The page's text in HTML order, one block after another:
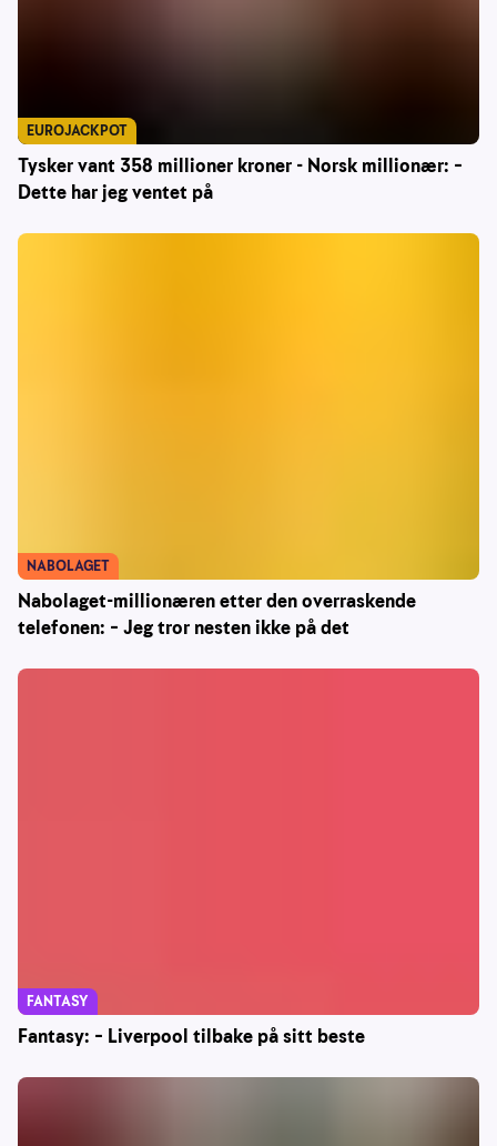
Tysker vant 358 millioner kroner - Norsk millionær: –
Dette har jeg ventet på
EUROJACKPOT
Nabolaget-millionæren etter den overraskende
telefonen: – Jeg tror nesten ikke på det
NABOLAGET
Fantasy: – Liverpool tilbake på sitt beste
FANTASY